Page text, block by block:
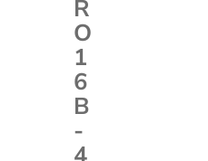
R
O
1
6
B
-